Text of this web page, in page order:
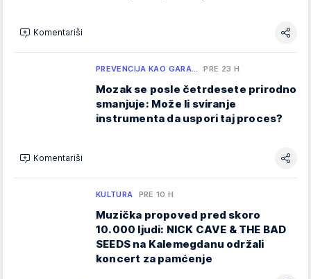
Komentariši
PREVENCIJA KAO GARA… PRE 23 H
Mozak se posle četrdesete prirodno
smanjuje: Može li sviranje
instrumenta da uspori taj proces?
Komentariši
KULTURA PRE 10 H
Muzička propoved pred skoro
10.000 ljudi: NICK CAVE & THE BAD
SEEDS na Kalemegdanu održali
koncert za pamćenje